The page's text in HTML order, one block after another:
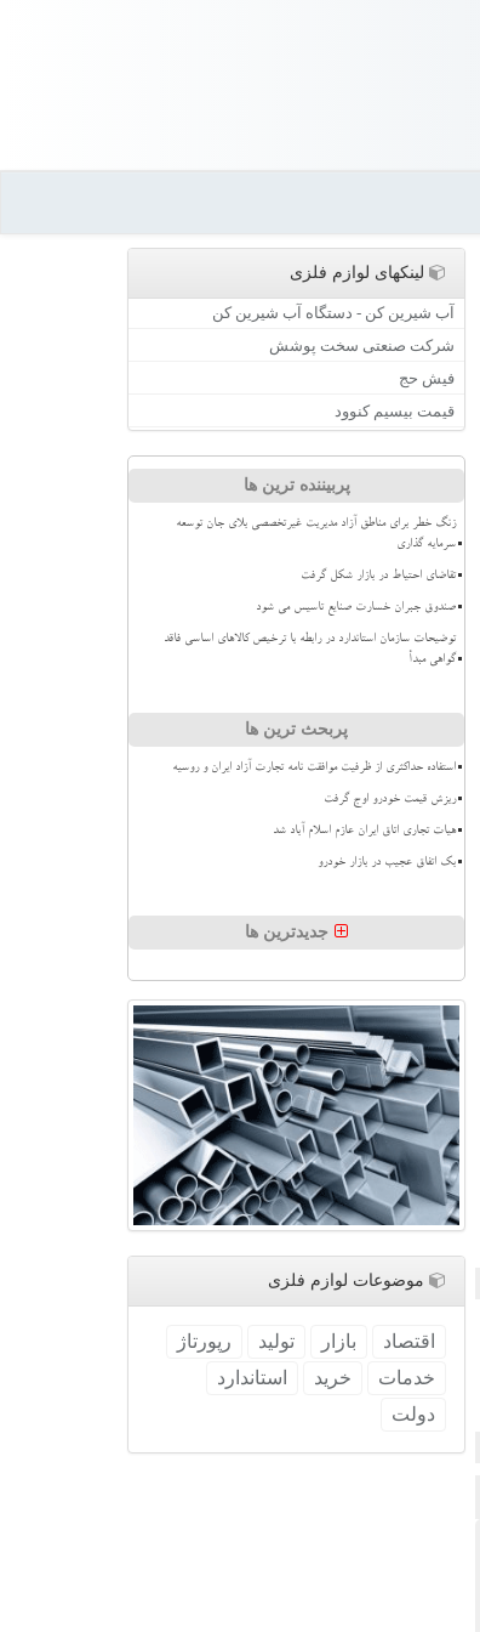
لینکهای لوازم فلزی
آب شیرین کن - دستگاه آب شیرین کن
شرکت صنعتی سخت پوشش
فیش حج
قیمت بیسیم کنوود
پربیننده ترین ها
زنگ خطر برای مناطق آزاد مدیریت غیرتخصصی بلای جان توسعه
سرمایه گذاری
تقاضای احتیاط در بازار شکل گرفت
صندوق جبران خسارت صنایع تاسیس می شود
توضیحات سازمان استاندارد در رابطه با ترخیص کالاهای اساسی فاقد
گواهی مبدأ
پربحث ترین ها
استفاده حداکثری از ظرفیت موافقت نامه تجارت آزاد ایران و روسیه
ریزش قیمت خودرو اوج گرفت
هیات تجاری اتاق ایران عازم اسلام آباد شد
بک اتفاق عجیب در بازار خودرو
جدیدترین ها
موضوعات لوازم فلزی
اقتصاد بازار تولید
رپورتاژ
خدمات
خرید
استاندارد
دولت